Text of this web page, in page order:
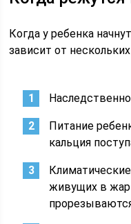
Когда у ребенка
зависит от
Питание
кальция
живущих в